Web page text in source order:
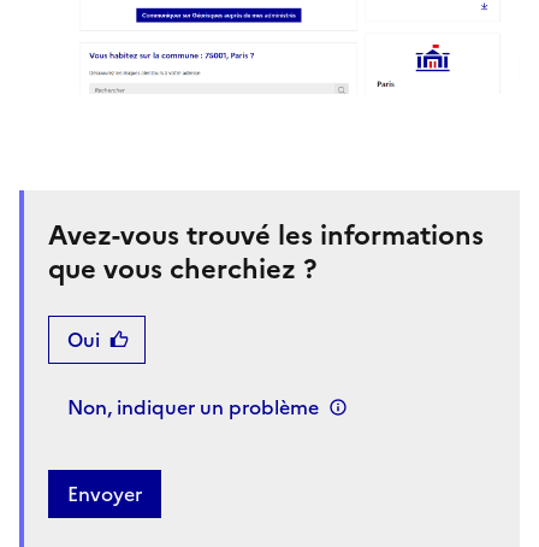
Avez-vous trouvé les informations
que vous cherchiez ?
Oui
Non, indiquer un problème